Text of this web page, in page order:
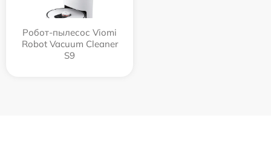
Робот-пылесос Viomi
Robot Vacuum Cleaner
S9